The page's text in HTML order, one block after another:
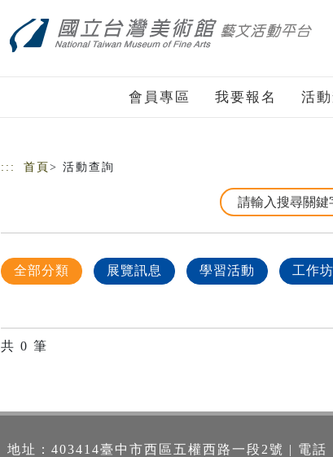
會員專區 我要報名 活
::: 首頁 > 活動查詢
全部分類 展覽訊息 學習活動 工作
共 0 筆
地址：403414臺中市西區五權西路一段2號 | 電